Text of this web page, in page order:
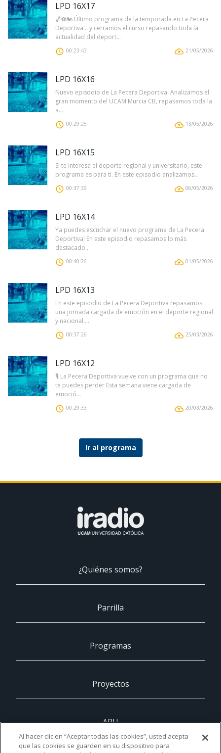
LPD 16X17
🏀⚽🏍️ Último programa de la temporada en La Pecera
Deportiva… y cerramos el curso repasando toda la
actualidad del deport...
00:23:43 21/05/2026
LPD 16X16
Nuevo episodio de La Pecera Deportiva. Analizamos el
gran momento del UCAM Murcia CB, repasamos toda la
a...
00:29:25 13/05/2026
LPD 16X15
Si te interesa el deporte regional y universitario, este
programa es para ti. En este episodio analizamos...
00:37:39 06/05/2026
LPD 16X14
Ya puedes escuchar el nuevo programa de La Pecera
Deportiva! En este episodio repasamos lo más
destacado...
00:40:26 01/05/2026
LPD 16X13
En este episodio de La Pecera Deportiva repasamos
una jornada cargada de emoción en el deporte regional
y nacional....
00:37:26 25/03/2026
LPD 16X12
🎙️ La Pecera Deportiva vuelve con un programa que no
te puedes perder Esta semana viene cargada de
emoció...
00:29:33 20/03/2026
Ir al programa
¿Quiénes somos?
Parrilla
Programas
Proyectos
ARU
Al hacer clic en “Aceptar todas las cookies”, usted acepta
que las cookies se guarden en su dispositivo para